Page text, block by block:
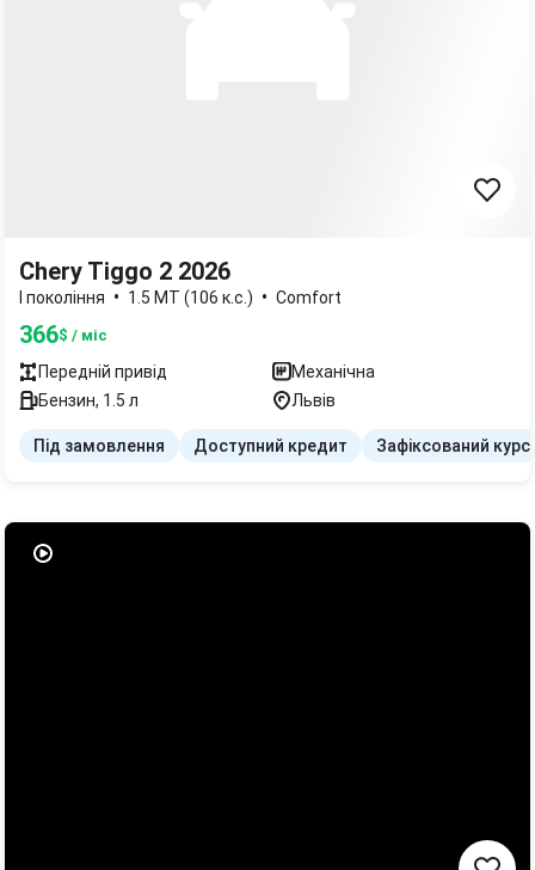
Chery Tiggo 2 2026
I покоління • 1.5 MT (106 к.с.) • Comfort
366$ / міс
Передній привід
Механічна
Бензин, 1.5 л Львів
Під замовлення Доступний кредит Зафіксований курс